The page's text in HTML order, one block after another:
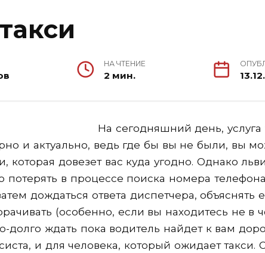
НА ЧТЕНИЕ
2 мин.
На сегодняшний день, услуга
и актуально, ведь где бы вы не были, вы
которая довезет вас куда угодно. Однако
в процессе поиска номера телефона
дождаться ответа диспетчера, объяснять
(особенно, если вы находитесь не в
долго ждать пока водитель найдет к вам
и для человека, который ожидает такси.